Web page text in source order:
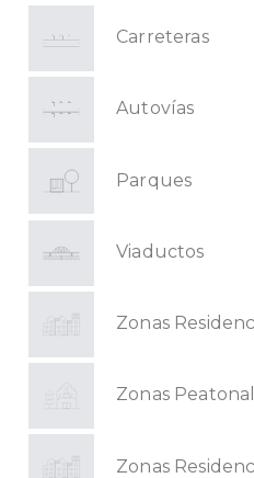
Carreteras
Autovías
Parques
Viaductos
Zonas
Zonas
Zonas